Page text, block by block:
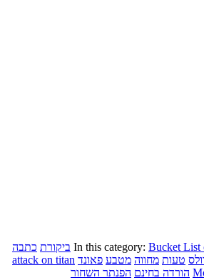
In this category: Bucket List ביקורת כתבה
טעות מחווה מטבע פאונד attack on titan
הורדה בחינם הפנתר השחור